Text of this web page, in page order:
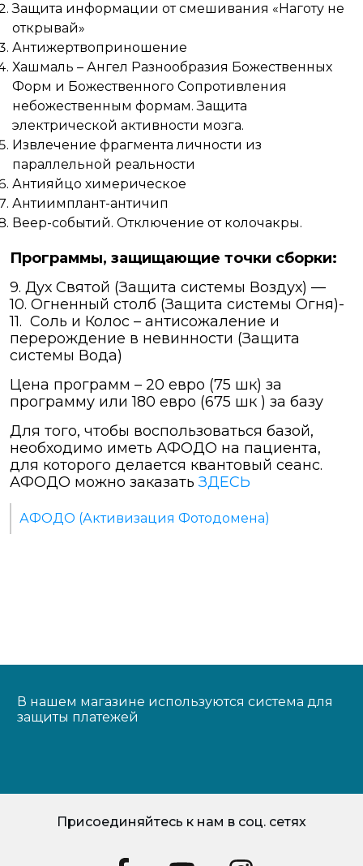
Защита информации от смешивания «Наготу не
открывай»
Антижертвоприношение
Хашмаль – Ангел Разнообразия Божественных
Форм и Божественного Сопротивления
небожественным формам. Защита
электрической активности мозга.
Извлечение фрагмента личности из
параллельной реальности
Антияйцо химерическое
Антиимплант-античип
Веер-событий. Отключение от колочакры.
Программы, защищающие точки сборки:
9. Дух Святой (Защита системы Воздух) —
10. Огненный столб (Защита системы Огня)-
11. Соль и Колос – антисожаление и
перерождение в невинности (Защита
системы Вода)
Цена программ – 20 евро (75 шк) за
программу или 180 евро (675 шк ) за базу
Для того, чтобы воспользоваться базой,
необходимо иметь АФОДО на пациента,
для которого делается квантовый сеанс.
АФОДО можно заказать ЗДЕСЬ
АФОДО (Активизация Фотодомена)
В нашем магазине используются система для
защиты платежей
Присоединяйтесь к нам в соц. сетях